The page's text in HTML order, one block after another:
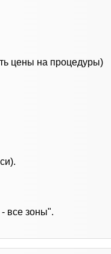
цены на процедуры)
все зоны".